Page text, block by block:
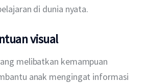
di dunia nyata.
visual
melibatkan kemampuan
anak mengingat informasi